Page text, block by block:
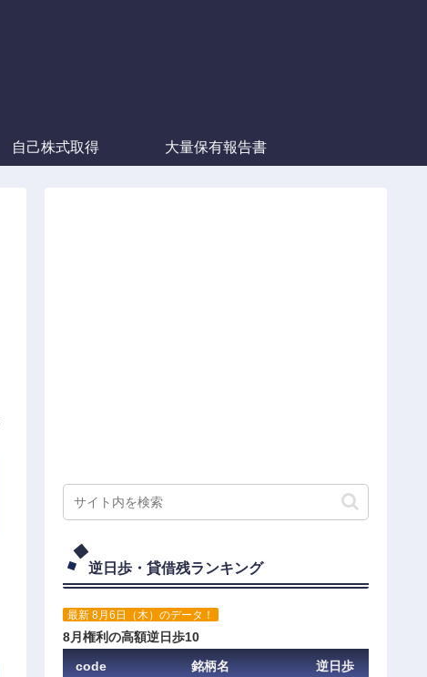
自己株式取得 大量保有報告書
逆日歩・貸借残ランキング
最新 8月6日（木）のデータ！
8月権利の高額逆日歩10
code
銘柄名 逆日歩